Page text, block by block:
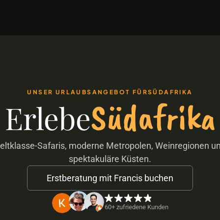
UNSER URLAUBSANGEBOT FÜRSÜDAFRIKA
ErlebeSüdafrika
Safaris, moderne Metropolen, Weinregionen
spektakuläre Küsten.
Erstberatung mit Francis buchen
60+ zufriedene Kunden